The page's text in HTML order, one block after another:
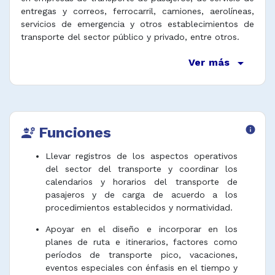
entregas y correos, ferrocarril, camiones, aerolíneas,
servicios de emergencia y otros establecimientos de
transporte del sector público y privado, entre otros.
Ver más arrow_drop_down
engineering Funciones info
Llevar registros de los aspectos operativos
del sector del transporte y coordinar los
calendarios y horarios del transporte de
pasajeros y de carga de acuerdo a los
procedimientos establecidos y normatividad.
Apoyar en el diseño e incorporar en los
planes de ruta e itinerarios, factores como
períodos de transporte pico, vacaciones,
eventos especiales con énfasis en el tiempo y